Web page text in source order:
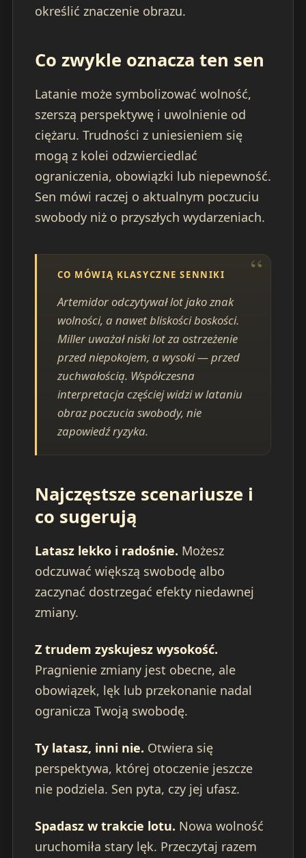
określić znaczenie obrazu.
Co zwykle oznacza ten sen
Latanie może symbolizować wolność,
szerszą perspektywę i uwolnienie od
ciężaru. Trudności z uniesieniem się
mogą z kolei odzwierciedlać
ograniczenia, obowiązki lub niepewność.
Sen mówi raczej o aktualnym poczuciu
swobody niż o przyszłych wydarzeniach.
CO MÓWIĄ KLASYCZNE SENNIKI
Artemidor odczytywał lot jako znak
wolności, a nawet bliskości boskości.
Miller uważał niski lot za ostrzeżenie
przed niepokojem, a wysoki — przed
zuchwałością. Współczesna
interpretacja częściej widzi w lataniu
obraz poczucia swobody, nie
zapowiedź ryzyka.
Najczęstsze scenariusze i
co sugerują
Latasz lekko i radośnie. Możesz
odczuwać większą swobodę albo
zaczynać dostrzegać efekty niedawnej
zmiany.
Z trudem zyskujesz wysokość.
Pragnienie zmiany jest obecne, ale
obowiązek, lęk lub przekonanie nadal
ogranicza Twoją swobodę.
Ty latasz, inni nie. Otwiera się
perspektywa, której otoczenie jeszcze
nie podziela. Sen pyta, czy jej ufasz.
Spadasz w trakcie lotu. Nowa wolność
uruchomiła stary lęk. Przeczytaj razem